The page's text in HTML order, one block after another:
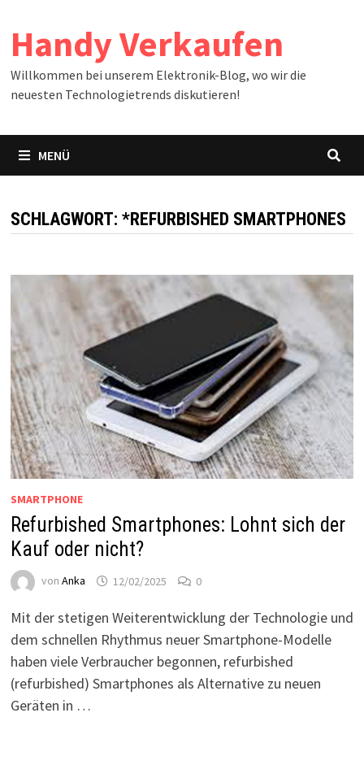
Inhalt
springen
Handy Verkaufen
Willkommen bei unserem Elektronik-Blog, wo wir die
neuesten Technologietrends diskutieren!
MENÜ
SCHLAGWORT: *REFURBISHED SMARTPHONES
SMARTPHONE
Refurbished Smartphones: Lohnt sich der
Kauf oder nicht?
von Anka 12/02/2025 0
Mit der stetigen Weiterentwicklung der Technologie und
dem schnellen Rhythmus neuer Smartphone-Modelle
haben viele Verbraucher begonnen, refurbished
(refurbished) Smartphones als Alternative zu neuen
Geräten in …